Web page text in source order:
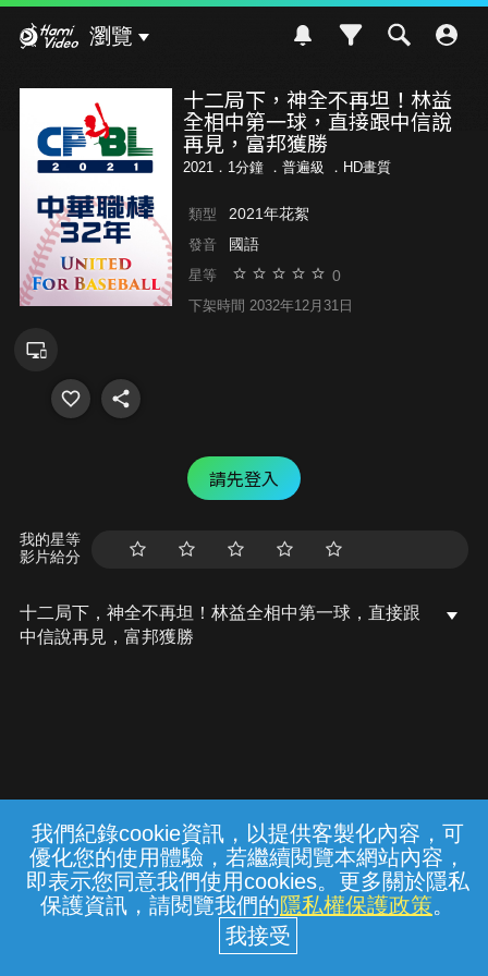
我們紀錄cookie資訊，以提供客製化內容，可
優化您的使用體驗，若繼續閱覽本網站內容，
即表示您同意我們使用cookies。更多關於隱私
保護資訊，請閱覽我們的隱私權保護政策。
瀏覽
十二局下，神全不再坦！林益
全相中第一球，直接跟中信說
再見，富邦獲勝
2021．1分鐘 ． 普遍級 ．HD畫質
類型 2021年花絮
發音 國語
星等 0
下架時間 2032年12月31日
請先登入
我的星等
影片給分
十二局下，神全不再坦！林益全相中第一球，直接跟
中信說再見，富邦獲勝
常見問題 線上客服 服務條款 隱私權保護
中華電信股份有限公司個人家庭分公司
(統一編號：96979949) © 2026
{{notifyMsg}}